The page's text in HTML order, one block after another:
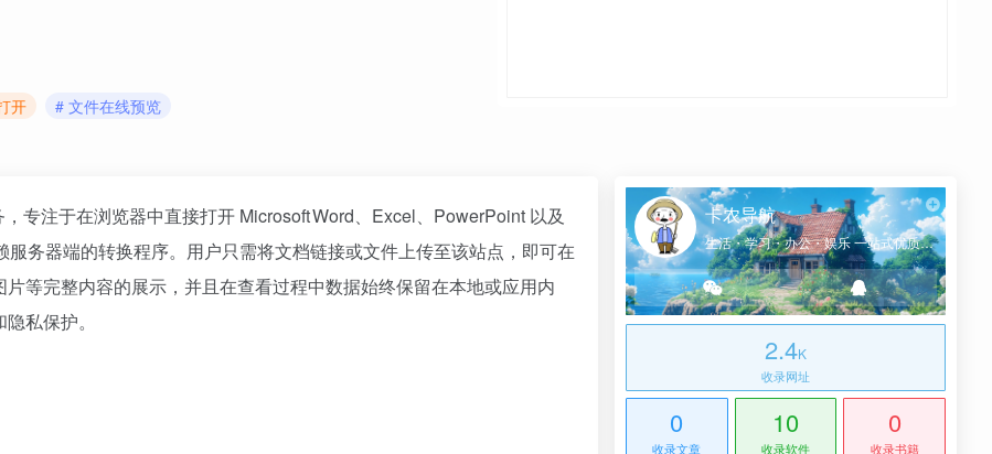
开 # 文件在线预览
专注于在浏览器中直接打开 Microsoft Word、Excel、PowerPoint 以及
务器端的转换程序。用户只需将文档链接或文件上传至该站点，即可在
等完整内容的展示，并且在查看过程中数据始终保留在本地或应用内
私保护。
卡农导航
生活・学习・办公・娱乐 一站式优质网址导航
2.4K
收录网址
0
收录文章
10
收录软件
0
收录书籍